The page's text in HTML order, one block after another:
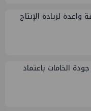
واعدة لزيادة الإنتاج
الخامات باعتماد